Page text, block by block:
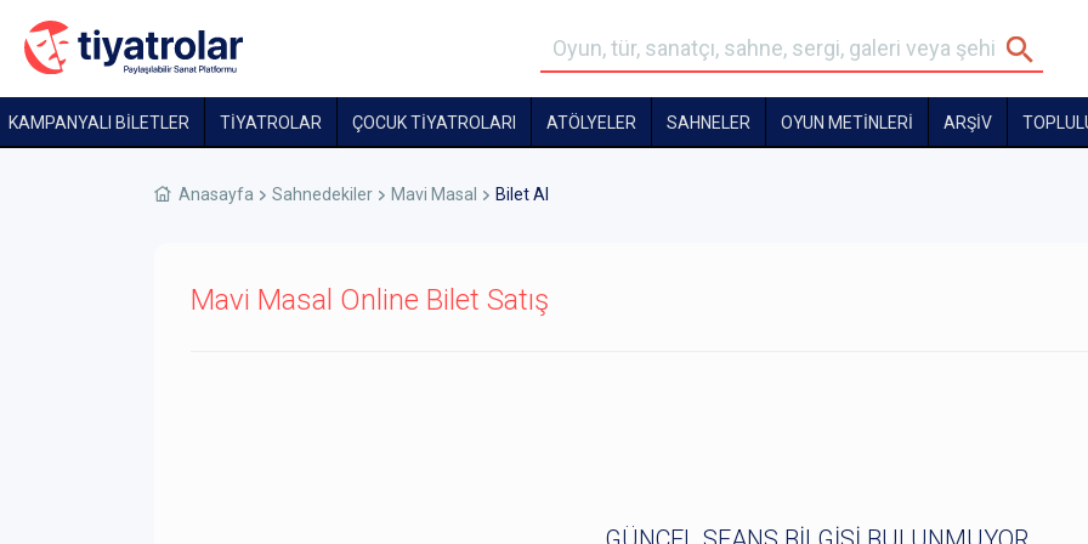
KAMPANYALI BİLETLER TİYATROLAR ÇOCUK TIYATROLARI ATÖLYELER SAHNELER OYUN METİNLERİ ARŞİV
Anasayfa Sahnedekiler Mavi Masal Bilet Al
Mavi Masal Online Bilet Satış